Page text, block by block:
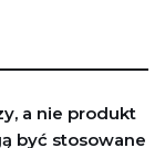
a nie produkt
być stosowane